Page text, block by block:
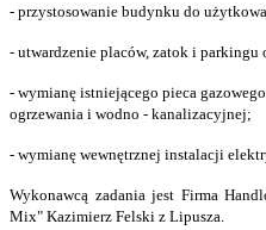
- przystosowanie budynku do
- utwardzenie placów, zatok i
- wymianę istniejącego pieca
ogrzewania i wodno - kanalizacyjnej;
- wymianę wewnętrznej instalacji
Wykonawcą zadania jest Firma
Mix" Kazimierz Felski z Lipusza.